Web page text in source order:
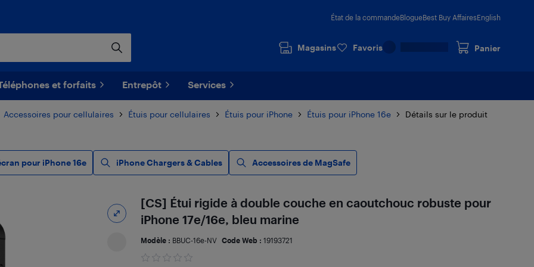
État de la commandeBlogueBest Buy AffairesEnglish
Magasins Favoris Panier
et forfaits Entrepôt Services
Accessoires pour cellulaires Étuis pour cellulaires Étuis pour iPhone Étuis pour iPhone 16e Détails sur le produit
pour iPhone 16e iPhone Chargers & Cables Accessoires de MagSafe
[CS] Étui rigide à double couche en caoutchouc robuste pour
iPhone 17e/16e, bleu marine
Modèle : BBUC-16e-NV Code Web : 19193721